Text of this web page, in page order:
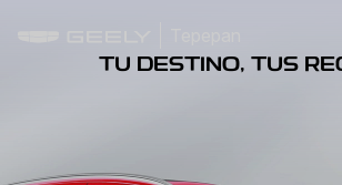
TU DESTINO, TUS